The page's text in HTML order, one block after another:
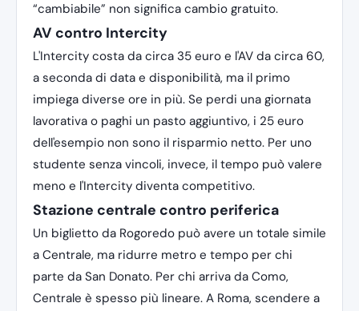
“cambiabile” non significa cambio gratuito.
AV contro Intercity
L'Intercity costa da circa 35 euro e l'AV da circa 60,
a seconda di data e disponibilità, ma il primo
impiega diverse ore in più. Se perdi una giornata
lavorativa o paghi un pasto aggiuntivo, i 25 euro
dell'esempio non sono il risparmio netto. Per uno
studente senza vincoli, invece, il tempo può valere
meno e l'Intercity diventa competitivo.
Stazione centrale contro periferica
Un biglietto da Rogoredo può avere un totale simile
a Centrale, ma ridurre metro e tempo per chi
parte da San Donato. Per chi arriva da Como,
Centrale è spesso più lineare. A Roma, scendere a